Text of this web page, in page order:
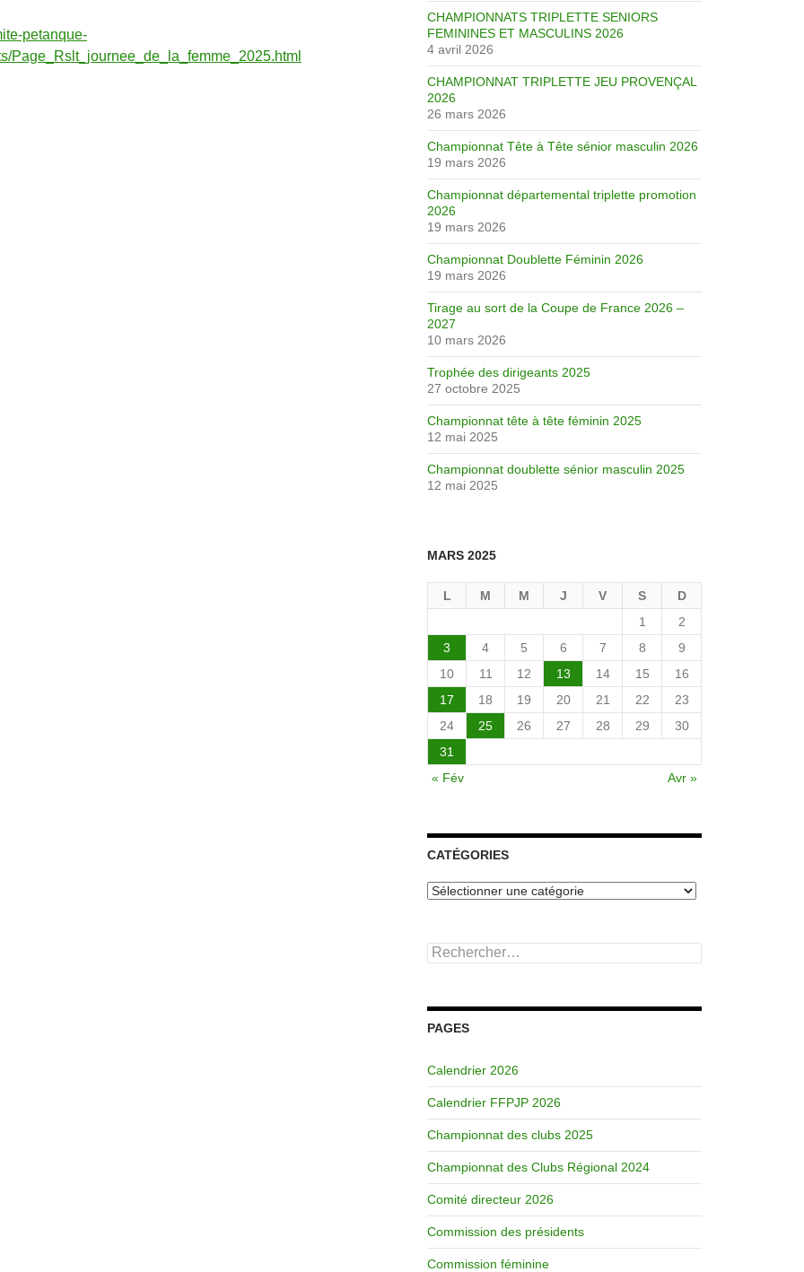
petanque-
Page_Rslt_journee_de_la_femme_2025.html
CHAMPIONNATS TRIPLETTE SENIORS
FEMININES ET MASCULINS 2026
4 avril 2026
CHAMPIONNAT TRIPLETTE JEU PROVENÇAL
2026
26 mars 2026
Championnat Tête à Tête sénior masculin 2026
19 mars 2026
Championnat départemental triplette promotion
2026
19 mars 2026
Championnat Doublette Féminin 2026
19 mars 2026
Tirage au sort de la Coupe de France 2026 –
2027
10 mars 2026
Trophée des dirigeants 2025
27 octobre 2025
Championnat tête à tête féminin 2025
12 mai 2025
Championnat doublette sénior masculin 2025
12 mai 2025
MARS 2025
L M M J V S
D
1
2
3
4 5 6 7 8
9
10
11 12 13 14 15
16
17
18 19 20 21 22
23
24
25 26 27 28 29
30
31
« Fév
Avr »
CATÉGORIES
Catégories
Rechercher :
PAGES
Calendrier 2026
Calendrier FFPJP 2026
Championnat des clubs 2025
Championnat des Clubs Régional 2024
Comité directeur 2026
Commission des présidents
Commission féminine